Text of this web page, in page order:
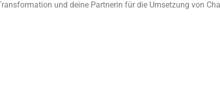
und deine Partnerin für die Umsetzung von